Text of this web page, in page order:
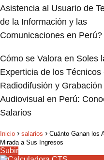
Asistencia al Usuario de
de la Información y las
Comunicaciones en Perú?
Cómo se Valora en Soles
Experticia de los Técnicos
Radiodifusión y Grabación
Audiovisual en Perú:
Salarios
Inicio salarios
Cuánto Ganan los
Mirada a Sus Ingresos
Subir